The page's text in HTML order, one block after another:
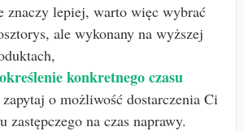
znaczy lepiej, warto więc wybrać
ale wykonany na wyższej
konkretnego czasu
o możliwość dostarczenia Ci
zastępczego na czas naprawy.